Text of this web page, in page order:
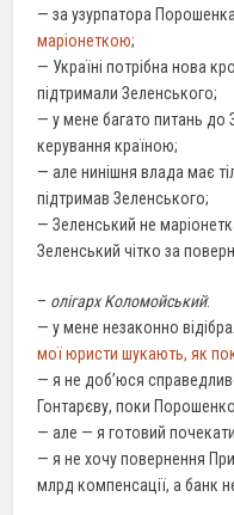
— за узурпатора
маріонеткою;
— Україні потрібна нова
підтримали Зеленського;
— у мене багато питань до
керування країною;
— але нинішня влада має
підтримав Зеленського;
— Зеленський не
Зеленський чітко за
– олігарх Коломойський:
— у мене незаконно
мої юристи шукають, як
— я не доб’юся
Гонтарєву, поки Порошенко
— але — я готовий
— я не хочу повернення
млрд компенсації, а банк